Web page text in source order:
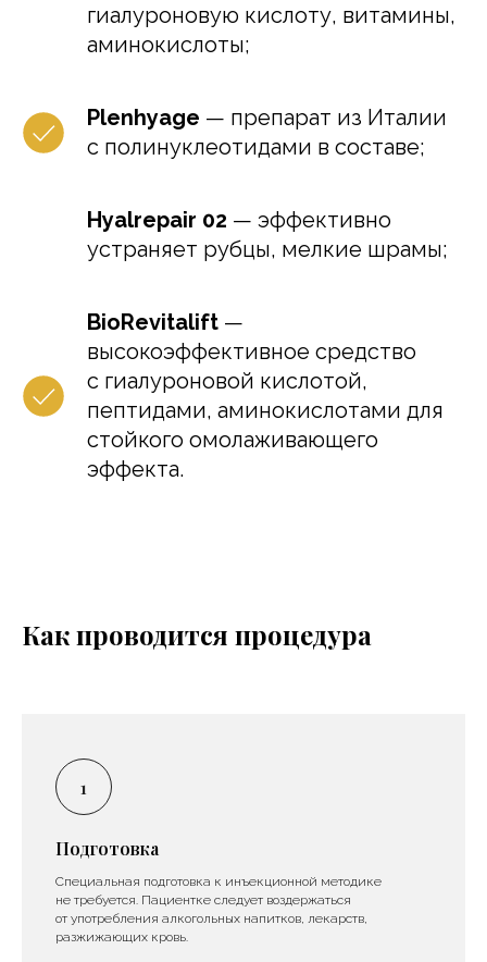
гиалуроновую кислоту, витамины,
аминокислоты;
Plenhyage — препарат из Италии
с полинуклеотидами в составе;
Hyalrepair 02 — эффективно
устраняет рубцы, мелкие шрамы;
BioRevitalift —
высокоэффективное средство
с гиалуроновой кислотой,
пептидами, аминокислотами для
стойкого омолаживающего
эффекта.
Как проводится процедура
Подготовка
Специальная подготовка к инъекционной методике
не требуется. Пациентке следует воздержаться
от употребления алкогольных напитков, лекарств,
разжижающих кровь.